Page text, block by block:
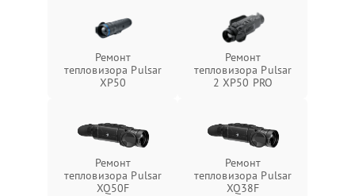
Ремонт
тепловизора Pulsar
XP50
Ремонт
тепловизора Pulsar
2 XP50 PRO
Ремонт
тепловизора Pulsar
XQ50F
Ремонт
тепловизора Pulsar
XQ38F